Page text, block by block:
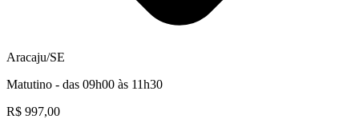
Aracaju/SE
Matutino - das 09h00 às 11h30
R$ 997,00